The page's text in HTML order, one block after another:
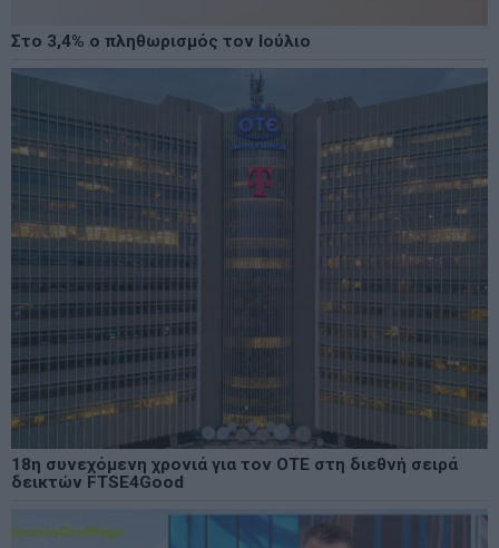
Στο 3,4% ο πληθωρισμός τον Ιούλιο
18η συνεχόμενη χρονιά για τον ΟΤΕ στη διεθνή σειρά
δεικτών FTSE4Good